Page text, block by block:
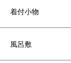
着付小物
風呂敷